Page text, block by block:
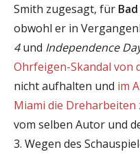
Smith zugesagt, für
obwohl er in
4und Independence
Ohrfeigen-Skandal von
nicht aufhalten und im
Miami die Dreharbeiten
vom selben Autor und
3. Wegen des